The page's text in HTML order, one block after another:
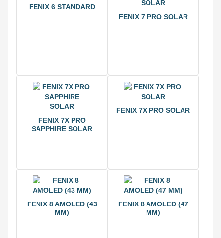
FENIX 6 STANDARD
FENIX 7 PRO SOLAR
FENIX 7X PRO
SAPPHIRE SOLAR
FENIX 7X PRO SOLAR
FENIX 8 AMOLED (43
ММ)
FENIX 8 AMOLED (47
ММ)